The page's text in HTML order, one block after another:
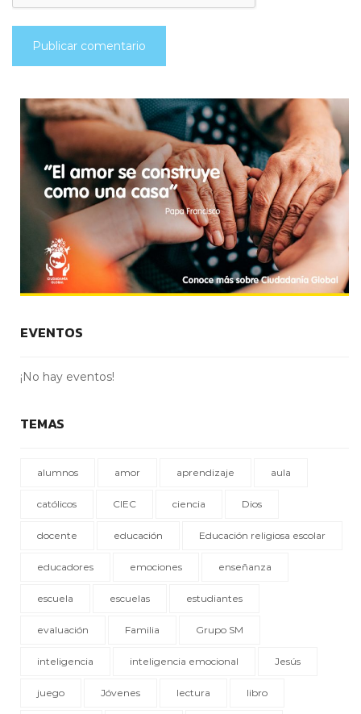
EVENTOS
¡No hay eventos!
TEMAS
alumnos amor aprendizaje aula
católicos CIEC ciencia Dios
docente educación Educación religiosa escolar
educadores emociones enseñanza
escuela escuelas estudiantes
evaluación Familia Grupo SM
inteligencia inteligencia emocional Jesús
juego Jóvenes lectura libro